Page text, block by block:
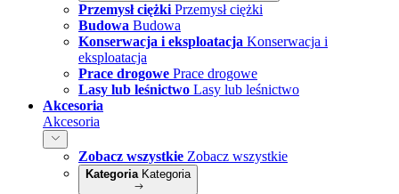
Przemysł ciężki Przemysł ciężki
Budowa Budowa
Konserwacja i eksploatacja Konserwacja i
eksploatacja
Prace drogowe Prace drogowe
Lasy lub leśnictwo Lasy lub leśnictwo
Akcesoria
Akcesoria
Zobacz wszystkie Zobacz wszystkie
Kategoria Kategoria